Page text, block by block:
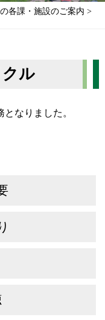
各課・施設のご案内 >
ル
となりました。